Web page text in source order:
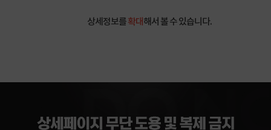
상세정보를확대해서 볼 수 있습니다.